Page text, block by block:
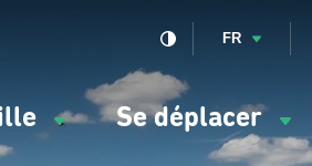
Se déplacer
FR